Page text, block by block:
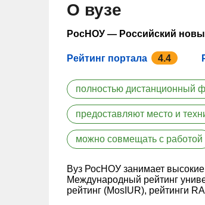
О вузе
РосНОУ — Российский
Рейтинг портала 4.4
полностью дистанционный
предоставляют место и
можно совмещать с работой
Вуз РосНОУ занимает высокие
Международный рейтинг
рейтинг (MosIUR), рейтинги